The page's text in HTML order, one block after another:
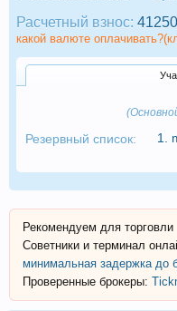
Расчетный взнос:
какой валюте
Резервный список: 1.
Рекомендуем для торговли
Советники и терминал
минимальная задержка до
Проверенные брокеры: